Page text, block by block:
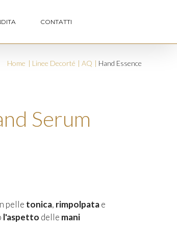
CONTATTI
Home Linee Decorté AQ Hand Essence
Serum
pelle tonica, rimpolpatae
l'aspetto delle mani